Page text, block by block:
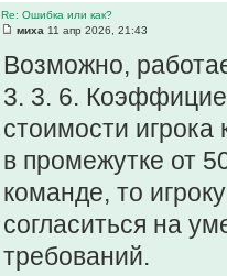
Re: Ошибка или как?
миха 11 апр 2026, 21:43
Возможно,
3. 3. 6.
стоимости
в промежутке от
команде, то
согласиться на
требований.